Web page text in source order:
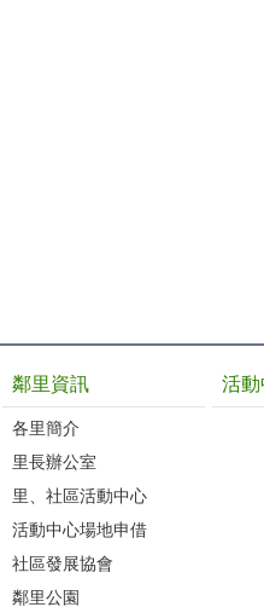
鄰里資訊
各里簡介
里長辦公室
里、社區活動中心
活動中心場地申借
社區發展協會
鄰里公園
活